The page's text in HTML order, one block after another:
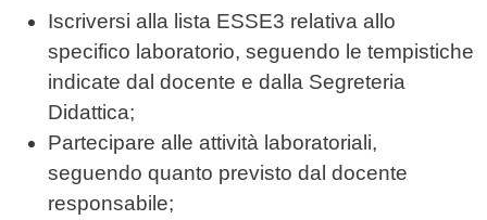
Iscriversi alla lista ESSE3 relativa allo
specifico laboratorio, seguendo le tempistiche
indicate dal docente e dalla Segreteria
Didattica;
Partecipare alle attività laboratoriali,
seguendo quanto previsto dal docente
responsabile;